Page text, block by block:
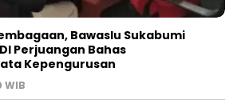
Bawaslu Sukabumi
Perjuangan Bahas
Kepengurusan
WIB